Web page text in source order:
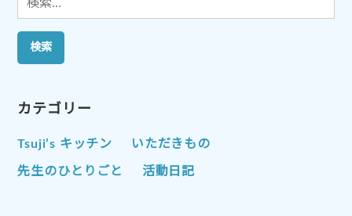
索:
カテゴリー
Tsuji’s キッチン いただきもの
先生のひとりごと 活動日記